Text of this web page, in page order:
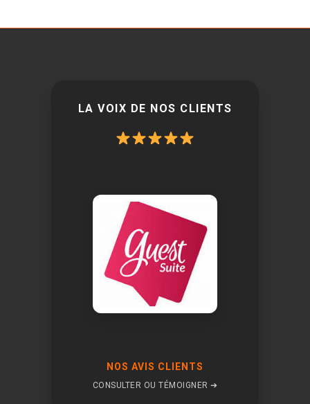
LA VOIX DE NOS CLIENTS
NOS AVIS CLIENTS
CONSULTER OU TÉMOIGNER ➔